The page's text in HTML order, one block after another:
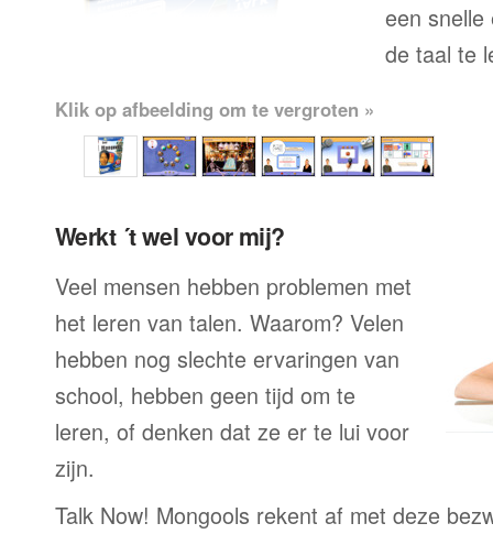
een snelle
de taal te
Klik op afbeelding om te vergroten »
Werkt ´t wel voor mij?
Veel mensen hebben problemen met
het leren van talen. Waarom? Velen
hebben nog slechte ervaringen van
school, hebben geen tijd om te
leren, of denken dat ze er te lui voor
zijn.
Talk Now! Mongools rekent af met deze